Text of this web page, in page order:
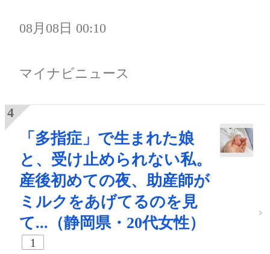
08月08日 00:10
マイナビニュース
「多指症」で生まれた娘
と、受け止められない私。
産後初めての夜、助産師が
ミルクをあげてるのを見
て...（静岡県・20代女性）
1